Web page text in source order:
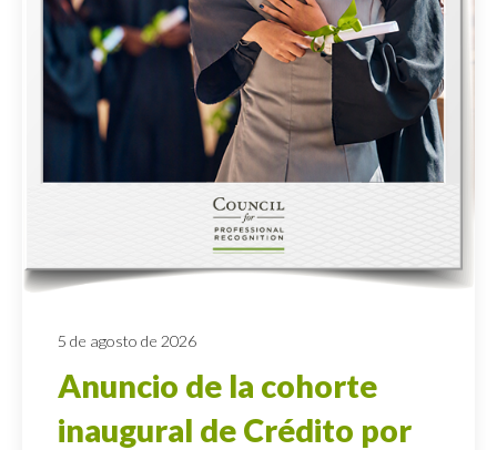
5 de agosto de 2026
Anuncio de la cohorte
inaugural de Crédito por